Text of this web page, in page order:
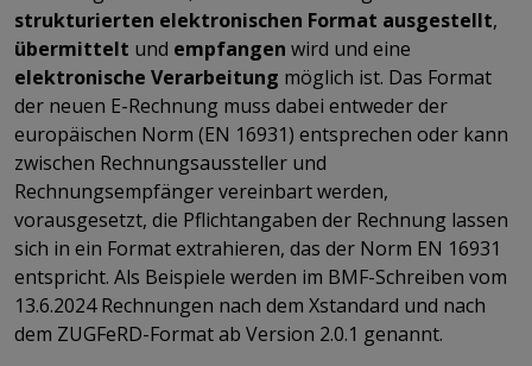
strukturierten elektronischen Format ausgestellt,
übermittelt und empfangen wird und eine
elektronische Verarbeitung möglich ist. Das Format
der neuen E-Rechnung muss dabei entweder der
europäischen Norm (EN 16931) entsprechen oder kann
zwischen Rechnungsaussteller und
Rechnungsempfänger vereinbart werden,
vorausgesetzt, die Pflichtangaben der Rechnung lassen
sich in ein Format extrahieren, das der Norm EN 16931
entspricht. Als Beispiele werden im BMF-Schreiben vom
13.6.2024 Rechnungen nach dem Xstandard und nach
dem ZUGFeRD-Format ab Version 2.0.1 genannt.